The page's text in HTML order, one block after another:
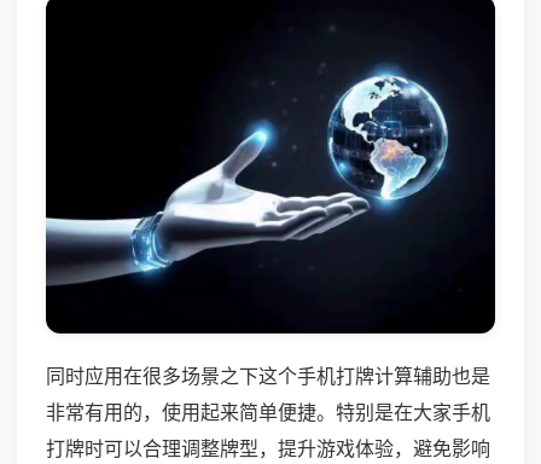
同时应用在很多场景之下这个手机打牌计算辅助也是
非常有用的，使用起来简单便捷。特别是在大家手机
打牌时可以合理调整牌型，提升游戏体验，避免影响